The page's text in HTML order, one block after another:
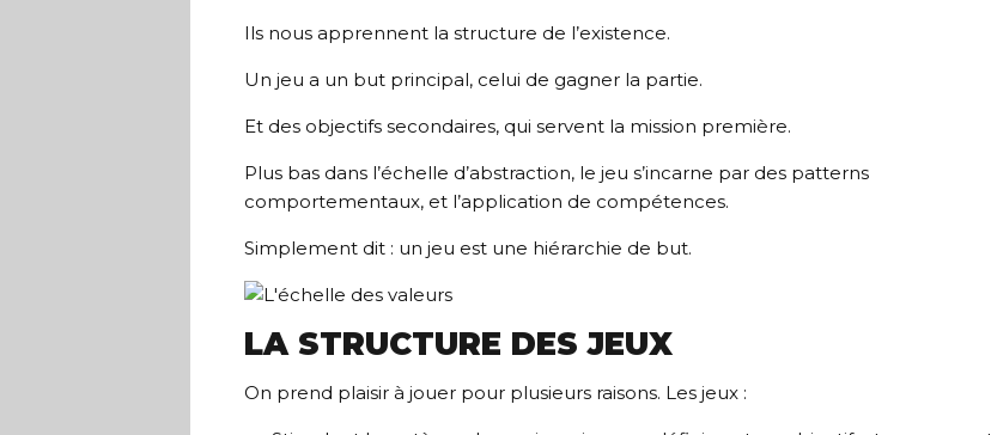
Ils nous apprennent la structure de l’existence.
Un jeu a un but principal, celui de gagner la partie.
Et des objectifs secondaires, qui servent la mission première.
Plus bas dans l’échelle d’abstraction, le jeu s’incarne par des patterns
comportementaux, et l’application de compétences.
Simplement dit : un jeu est une hiérarchie de but.
LA STRUCTURE DES JEUX
On prend plaisir à jouer pour plusieurs raisons. Les jeux :